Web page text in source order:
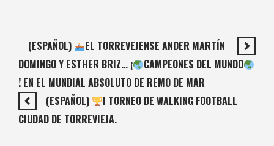
(ESPAÑOL)
EL TORREVEJENSE ANDER MARTÍN
DOMINGO Y ESTHER BRIZ… ¡
CAMPEONES DEL MUNDO
! EN EL MUNDIAL ABSOLUTO DE REMO DE MAR
(ESPAÑOL)
I TORNEO DE WALKING FOOTBALL
CIUDAD DE TORREVIEJA.